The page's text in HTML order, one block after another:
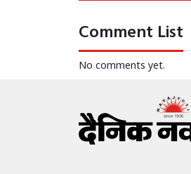
Comment List
No comments yet.